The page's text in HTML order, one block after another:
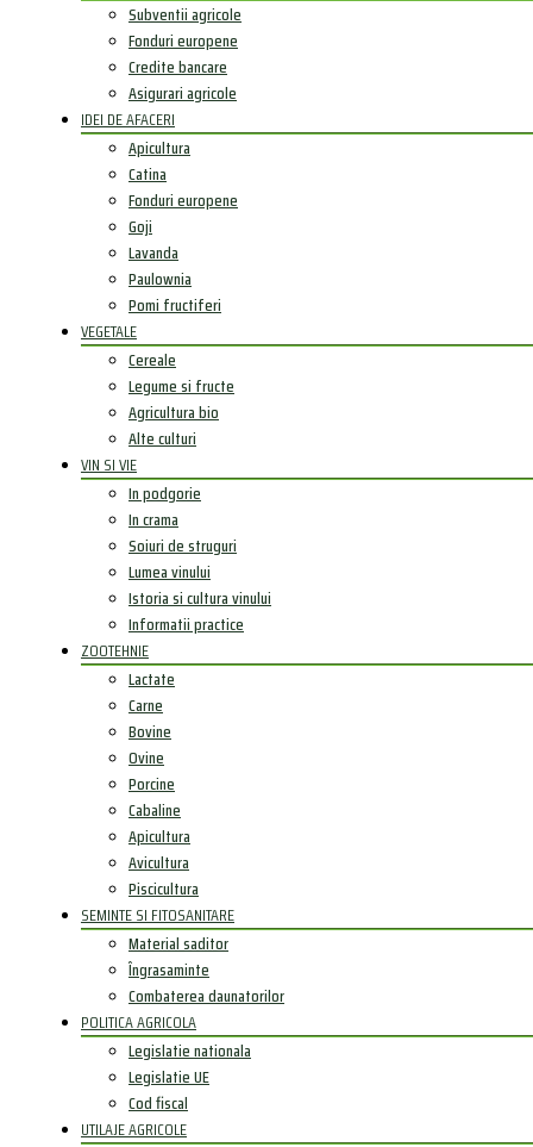
Subventii agricole
Fonduri europene
Credite bancare
Asigurari agricole
IDEI DE AFACERI
Apicultura
Catina
Fonduri europene
Goji
Lavanda
Paulownia
Pomi fructiferi
VEGETALE
Cereale
Legume si fructe
Agricultura bio
Alte culturi
VIN SI VIE
In podgorie
In crama
Soiuri de struguri
Lumea vinului
Istoria si cultura vinului
Informatii practice
ZOOTEHNIE
Lactate
Carne
Bovine
Ovine
Porcine
Cabaline
Apicultura
Avicultura
Piscicultura
SEMINTE SI FITOSANITARE
Material saditor
Îngrasaminte
Combaterea daunatorilor
POLITICA AGRICOLA
Legislatie nationala
Legislatie UE
Cod fiscal
UTILAJE AGRICOLE